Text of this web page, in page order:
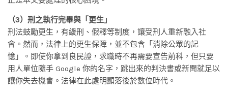
（3）刑之執行完畢與「更生」
刑法鼓勵更生，有緩刑、假釋等制度，讓受刑人重新融入社
會。然而，法律上的更生保障，並不包含「消除公眾的記
憶」。即使你拿到良民證，求職時不再需要宣告前科，但只要
用人單位隨手 Google 你的名字，跳出來的判決書或新聞就足以
讓你失去機會。法律在此處明顯落後於數位時代。